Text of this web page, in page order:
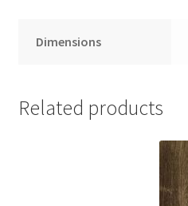
Dimensions
Related products